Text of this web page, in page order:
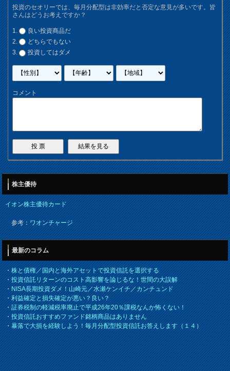
投資のセオリーでは、毎月分配型は非効率だと否定な意見が多いです。皆
さんはどうお考えですか？
良い投資商品だ
どちらでもない
投資してはダメ
コメント
株主優待
イオン株主優待カード
参考：ワオンチャージ
最新のコラム
・株と債権／国内と海外アセットで投資信託を選択する
・投資信託リターンのコスト高影響を論じるな！世間の大誤解
・NISA長期投資ダメ！山崎元／水瀬ケンイチ／カンチュンド
・利益確定と損失確定が悪い？良い？
・証券税制の軽減税率廃止で平成26年20％課税なんか怖くない！
・投資信託おすすめファンド銘柄商品はありません
・暴落で大損を経験しよう！毎月分配型投資信託お答えします（１４）